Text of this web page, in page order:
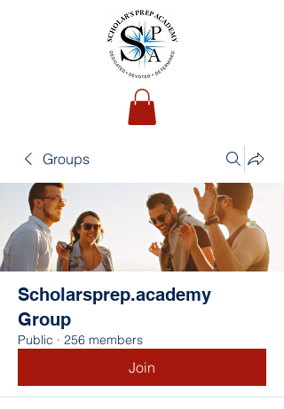
Groups
Scholarsprep.academy
Group
Public · 256 members
Join